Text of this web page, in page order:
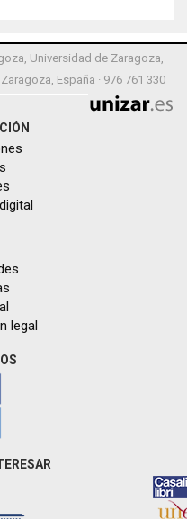
Universidad de Zaragoza,
España · 976 761 330
legal